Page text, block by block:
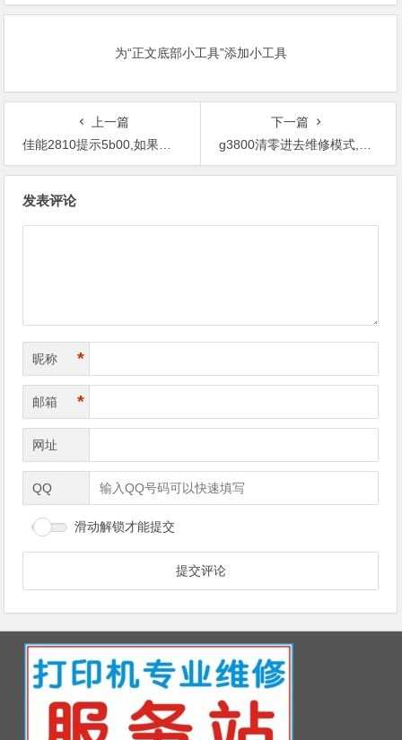
为“正文底部小工具”添加小工具
上一篇
佳能2810提示5b00,如果上门维修，人工费多少？
下一篇
g3800清零进去维修模式,是不是因为耗材才造成这个情况？
发表评论
昵称 *
邮箱 *
网址
QQ
滑动解锁才能提交